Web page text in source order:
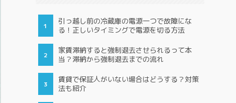
引っ越し前の冷蔵庫の電源一つで故障にな
る！正しいタイミングで電源を切る方法
家賃滞納すると強制退去させられるって本
当？滞納から強制退去までの流れ
賃貸で保証人がいない場合はどうする？対策
法も紹介